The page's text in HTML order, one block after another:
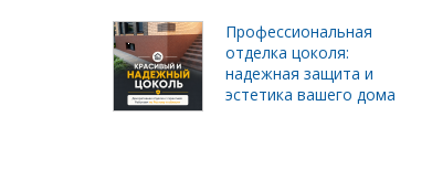
Профессиональная
отделка цоколя:
надежная защита и
эстетика вашего дома